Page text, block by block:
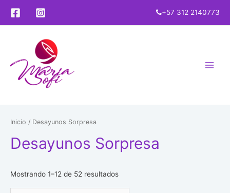
+57 312 2140773
Inicio / Desayunos Sorpresa
Desayunos Sorpresa
Mostrando 1–12 de 52 resultados